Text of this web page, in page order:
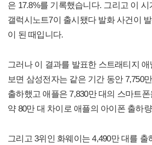
은 17.8%를 기록했습니다. 그리고 이
갤럭시노트7이 출시됐다 발화 사건이
이 된 때입니다.
그러나 이 결과를 발표한 스트래티지
보면 삼성전자는 같은 기간 동안 7,750
출하했고 애플은 7,830만 대의 스마트
약 80만 대 차이로 애플의 아이폰 출하
그리고 3위인 화웨이는 4,490만 대를 출